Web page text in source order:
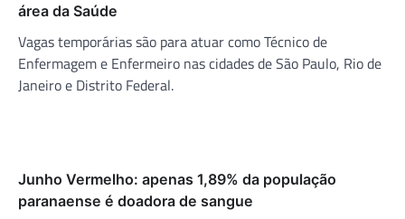
área da Saúde
Vagas temporárias são para atuar como Técnico de
Enfermagem e Enfermeiro nas cidades de São Paulo, Rio de
Janeiro e Distrito Federal.
Junho Vermelho: apenas 1,89% da população
paranaense é doadora de sangue